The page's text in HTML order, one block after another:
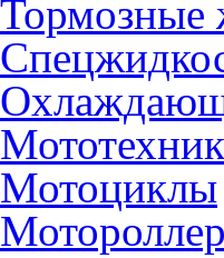
Тормозные
Мотоциклы